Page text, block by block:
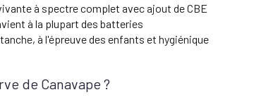
à spectre complet avec ajout de CBE
à la plupart des batteries
à l'épreuve des enfants et hygiénique
de Canavape ?